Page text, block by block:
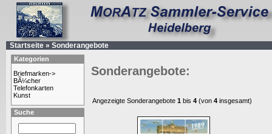
Startseite » Sonderangebote
Kategorien
Briefmarken->
BÃ¼cher
Telefonkarten
Kunst
Suche
Sonderangebote:
Angezeigte Sonderangebote 1 bis 4 (von 4 insgesamt)